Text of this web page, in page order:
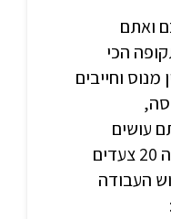
ואתם
הכי
מנוס וחייבים
עושים
במטרה למצוא עבודה. הנה 20 צעדים
העבודה